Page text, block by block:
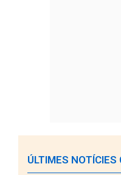
ÚLTIMES NOTÍCIES